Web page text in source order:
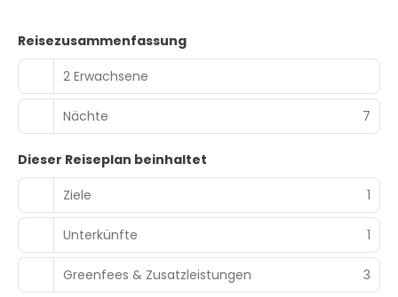
Reisezusammenfassung
2 Erwachsene
Nächte 7
Dieser Reiseplan beinhaltet
Ziele
1
Unterkünfte 1
Greenfees & Zusatzleistungen 3